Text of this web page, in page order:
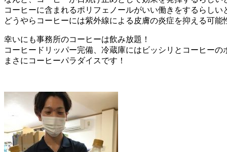
コーヒーに含まれるポリフェノールがいい働きをするらしい
どうやらコーヒーには紫外線による皮膚の炎症を抑える可能
幸いにも事務所のコーヒーは飲み放題！
コーヒードリッパー完備、冷蔵庫にはビッシリとコーヒーの
まさにコーヒーパラダイスです！